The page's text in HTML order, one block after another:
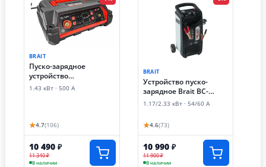
BRAIT
Пуско-зарядное
устройство
инверторное Brait BC-
1.43 кВт · 500 А
★4.7(106)
10 490 ₽
11 340 ₽
В наличии
BRAIT
Устройство пуско-
зарядное Brait BC-
430SM
1.17/2.33 кВт · 54/60 А
★4.6(73)
10 990 ₽
11 900 ₽
В наличии